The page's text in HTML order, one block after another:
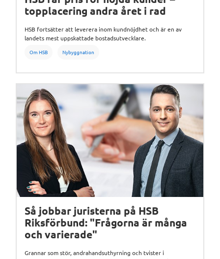
topplacering andra året i rad
HSB fortsätter att leverera inom kundnöjdhet och är en av
landets mest uppskattade bostadsutvecklare.
Om HSB Nybyggnation
Så jobbar juristerna på HSB
Riksförbund: "Frågorna är många
och varierade"
Grannar som stör, andrahandsuthyrning och tvister i